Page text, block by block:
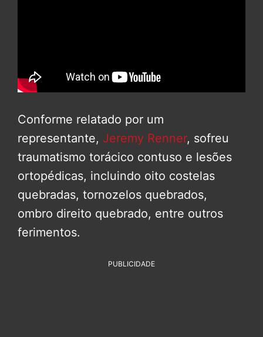
Conforme relatado por um
representante, Jeremy Renner, sofreu
traumatismo torácico contuso e lesões
ortopédicas, incluindo oito costelas
quebradas, tornozelos quebrados,
ombro direito quebrado, entre outros
ferimentos.
PUBLICIDADE